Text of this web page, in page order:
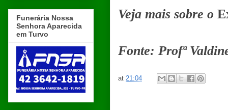
Veja mais sobre o
Fonte: Profª
at 21:04
Funerária Nossa
Senhora Aparecida
em Turvo